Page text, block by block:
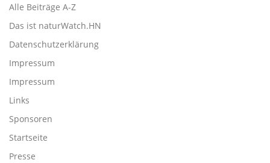
Alle Beiträge A-Z
Das ist naturWatch.HN
Datenschutzerklärung
Impressum
Impressum
Links
Sponsoren
Startseite
Presse